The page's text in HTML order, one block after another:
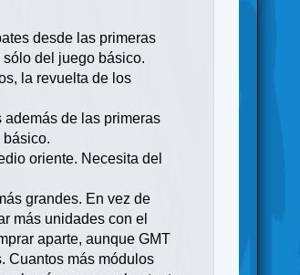
desde las primeras
del juego básico.
la revuelta de los
de las primeras
oriente. Necesita del
grandes. En vez de
más unidades con el
aparte, aunque GMT
Cuantos más módulos